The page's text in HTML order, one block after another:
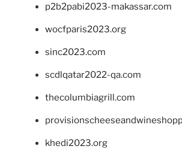
p2b2pabi2023-makassar.com
wocfparis2023.org
sinc2023.com
scdlqatar2022-qa.com
thecolumbiagrill.com
khedi2023.org